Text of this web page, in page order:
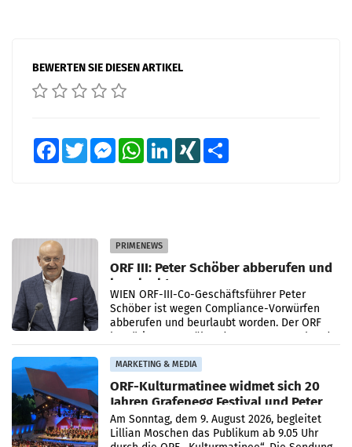
BEWERTEN SIE DIESEN ARTIKEL
FacebookTwitter MessengerWhatsAppLinkedInXING
PRIMENEWS
ORF III: Peter Schöber abberufen und
beurlaubt
WIEN ORF-III-Co-Geschäftsführer Peter
Schöber ist wegen Compliance-Vorwürfen
abberufen und beurlaubt worden. Der ORF
bestätigte gegenüber der APA entsprechende
MARKETING & MEDIA
ORF-Kulturmatinee widmet sich 20
Jahren Grafenegg Festival und Peter
Simonischek
Am Sonntag, dem 9. August 2026, begleitet
Lillian Moschen das Publikum ab 9.05 Uhr